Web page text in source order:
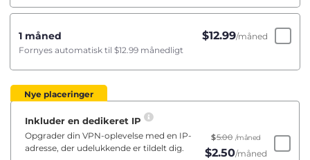
1 måned $12.99/måned
Fornyes automatisk til $12.99 månedligt
Nye placeringer
Inkluder en dedikeret IP
Opgrader din VPN-oplevelse med en IP-
adresse, der udelukkende er tildelt dig.
$5.00 /måned
$2.50/måned